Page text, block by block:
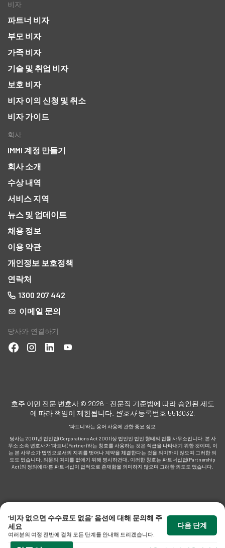
비자
파트너 비자
부모 비자
가족 비자
기술 및 취업 비자
보호 비자
비자 이의 신청 및 취소
비자 가이드
회사
IMMI 계정 만들기
회사 소개
수상 내역
서비스 지역
뉴스 및 업데이트
채용 정보
이용 약관
개인정보 보호정책
연락처
1300 207 442
이메일 문의
당사와 연결하기
호주 이민 전문 변호사 © 2026 - 전문직 기준법에 따라 승인된 제도
에 따라 책임이 제한됩니다. 변호사등록번호 5513032.
'파트너'라는 용어 사용에 관한 중요 정보
당사는 2001년 법인법(Corporations Act 2001)상 법인인 법인 형태의 법률 사무소입니다. 본 사
무소 소속 변호사가 ‘파트너(Partner)’라는 칭호를 사용하는 것은 직급을 나타내기 위한 것이며, 이
는 본 사무소가 법인으로서의 지위를 벗어나 계약을 체결한다는 것을 의미하지 않으며 그러한 의
도도 없습니다. 의문의 여지를 없애기 위해 명시하건대, 이러한 칭호는 파트너십법(Partnership
Act)의 정의에 따른 파트너십이 법적으로 존재함을 의미하지 않으며 그러한 의도도 없습니다.
‘비자 없으면 수수료도 없음’ 옵션에 대해 문의해 주
세요
여러분의 여정 전반에 걸쳐 모든 단계를 안내해 드리겠습니다.
다음 단계